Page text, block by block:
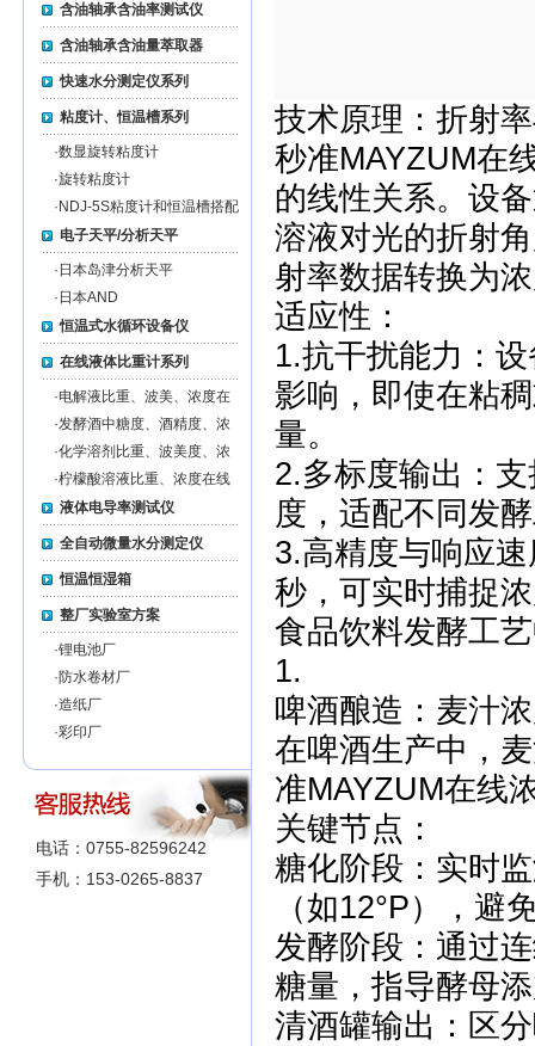
含油轴承含油率测试仪
含油轴承含油量萃取器
快速水分测定仪系列
粘度计、恒温槽系列
·数显旋转粘度计
·旋转粘度计
· NDJ-5S粘度计和恒温槽搭配
电子天平/分析天平
· 日本岛津分析天平
· 日本AND
恒温式水循环设备仪
在线液体比重计系列
·电解液比重、波美、浓度在
线监测仪MZ-EL-ON-LINE
·发酵酒中糖度、酒精度、浓
度在线监测仪MZ-FW-
·化学溶剂比重、波美度、浓
度在线监测仪MZ-CS-ON-
·柠檬酸溶液比重、浓度在线
监测仪MZ-CA-ON-LINE
液体电导率测试仪
全自动微量水分测定仪
恒温恒湿箱
整厂实验室方案
·锂电池厂
·防水卷材厂
·造纸厂
·彩印厂
电话：0755-82596242
手机：153-0265-8837
技术原理：折射
秒准MAYZUM在
的线性关系。设
溶液对光的折射
射率数据转换为
适应性：
1.抗干扰能力：
影响，即使在粘
量。
2.多标度输出：
度，适配不同发
3.高精度与响应
秒，可实时捕捉
食品饮料发酵工
1.
啤酒酿造：麦汁
在啤酒生产中，
准MAYZUM在线
关键节点：
糖化阶段：实时
（如12°P），避
发酵阶段：通过
糖量，指导酵母
清酒罐输出：区